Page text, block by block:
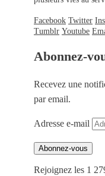
Facebook Twitter
Tumblr Youtube
Abonnez-
Recevez une
par email.
Adresse e-mail
Abonnez-vous
Rejoignez les 1